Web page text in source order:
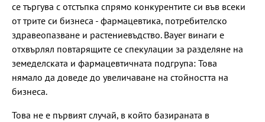
се търгува с отстъпка спрямо конкурентите си във всеки
от трите си бизнеса - фармацевтика, потребителско
здравеопазване и растениевъдство. Bayer винаги е
отхвърлял повтарящите се спекулации за разделяне на
земеделската и фармацевтичната подгрупа: Това
нямало да доведе до увеличаване на стойността на
бизнеса.
Това не е първият случай, в който базираната в